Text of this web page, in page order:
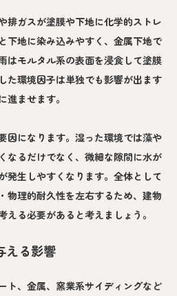
排ガスが塗膜や下地に化学的ストレ
下地に染み込みやすく、金属下地で
はモルタル系の表面を浸食して塗膜
た環境因子は単独でも影響が出ます
進ませます。
因になります。湿った環境では藻や
なるだけでなく、微細な隙間に水が
発生しやすくなります。全体として
物理的耐久性を左右するため、建物
る必要があると考えましょう。
える影響
ト、金属、窯業系サイディングなど